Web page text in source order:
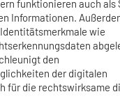
funktionieren auch als
Informationen.
wie
den
der digitalen
für die rechtswirksame